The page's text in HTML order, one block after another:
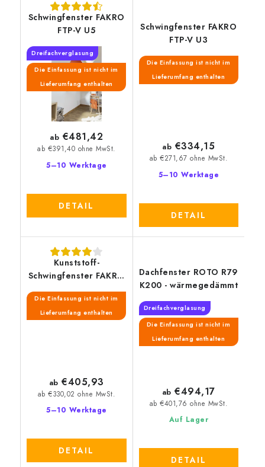
Schwingfenster FAKRO
FTP-V U5
Dreifachverglasung
Die Einfassung ist nicht im
Lieferumfang enthalten
5–10 Werktage
ab €391,40 ohne MwSt.
ab €481,42
DETAIL
Schwingfenster FAKRO
FTP-V U3
Die Einfassung ist nicht im
Lieferumfang enthalten
5–10 Werktage
ab €271,67 ohne MwSt.
ab €334,15
DETAIL
Kunststoff-
Schwingfenster FAKRO
Die Einfassung ist nicht im
Lieferumfang enthalten
5–10 Werktage
ab €330,02 ohne MwSt.
ab €405,93
DETAIL
Dachfenster ROTO R79
K200 - wärmegedämmt
Dreifachverglasung
Die Einfassung ist nicht im
Lieferumfang enthalten
Auf Lager
ab €401,76 ohne MwSt.
ab €494,17
DETAIL